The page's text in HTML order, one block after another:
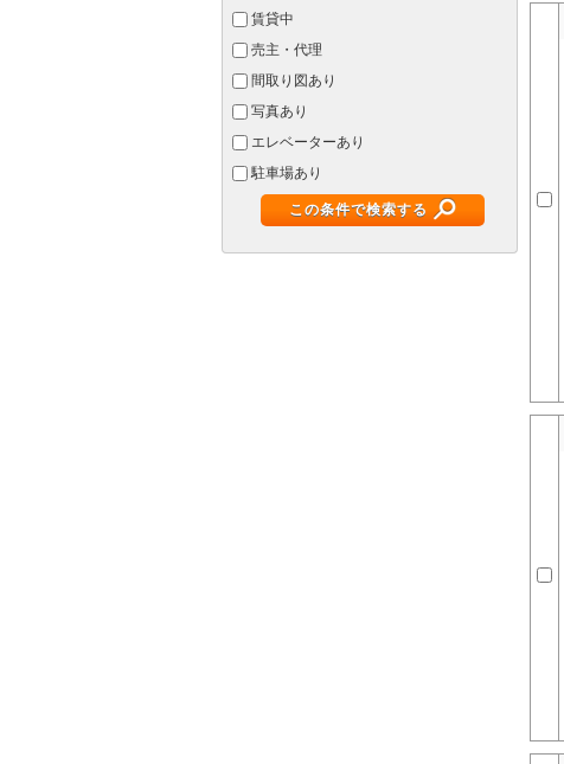
賃貸中
売主・代理
間取り図あり
写真あり
エレベーターあり
駐車場あり
この条件で検索する